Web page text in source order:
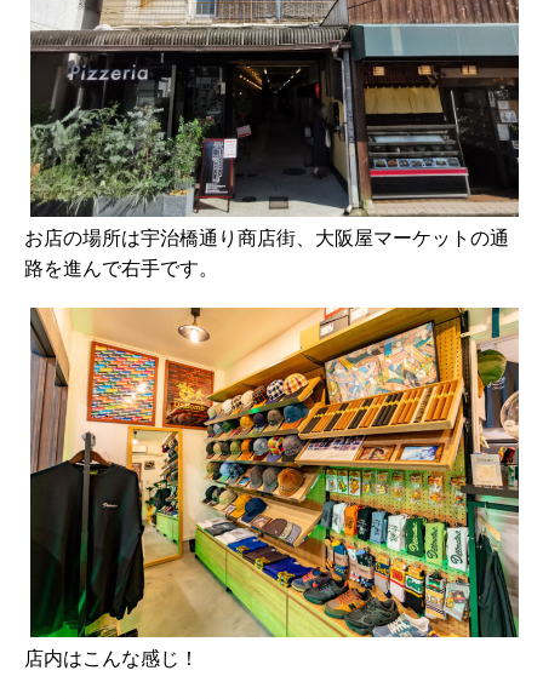
お店の場所は宇治橋通り商店街、大阪屋マーケットの通
路を進んで右手です。
店内はこんな感じ！